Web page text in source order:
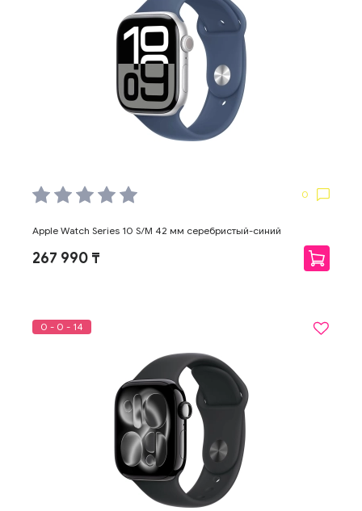
0
Apple Watch Series 10 S/M 42 мм серебристый-синий
267 990 ₸
0 - 0 - 14